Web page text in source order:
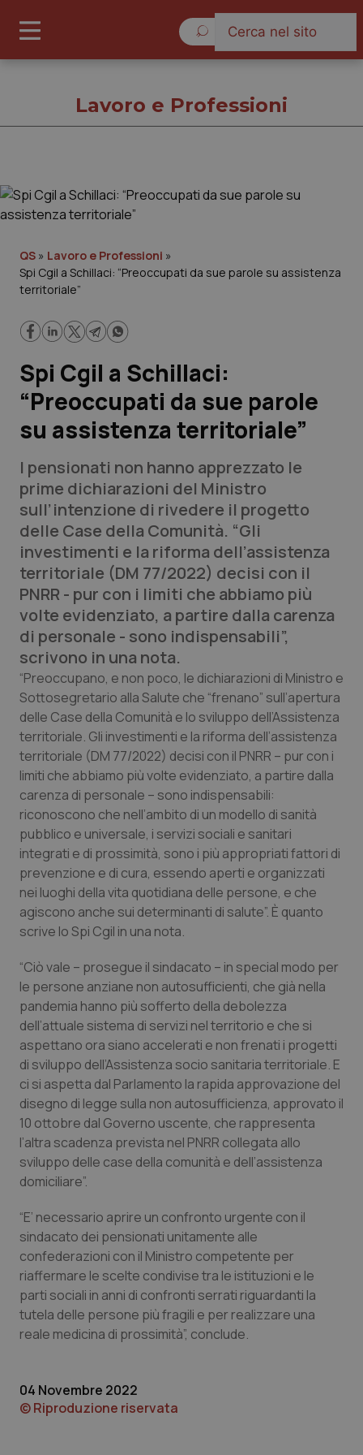
Governo e Parlamento
Regioni e Asl
Lavoro e Professioni
Scienza e Farmaci
Studi e Analisi
Lettere al direttore
Edizioni Regionali
QS Pro
Professionisti Sanitari.AI
Abruzzo
Basilicata
Calabria
Campania
Emilia-Romagna
Friuli Venezia Giulia
Lazio
Lombardia
Marche
Molise
Piemonte
Provincia Autonoma di Bolzano
Puglia
Sardegna
Sicilia
Umbria
QS Pro Gold
Artrite & artrosi
Asma & BPCO
Car-T
Colesterolo & coronaropatie
Dermatite Atopica
Diabete & glucometri
Dolore
Donna & Salute
Epatiti
HIV
Infezioni & Febbre
Malattie rare
Malattia di Crohn & Rettocolite Ulcerosa
Neuroscienze & patologie neurodegenerative
Oftalmologia
QS Club Newsletter
Lavoro e Professioni
QS » Lavoro e Professioni »
Spi Cgil a Schillaci: “Preoccupati da sue parole su assistenza
territoriale”
Spi Cgil a Schillaci:
“Preoccupati da sue parole
su assistenza territoriale”
I pensionati non hanno apprezzato le
prime dichiarazioni del Ministro
sull’intenzione di rivedere il progetto
delle Case della Comunità. “Gli
investimenti e la riforma dell’assistenza
territoriale (DM 77/2022) decisi con il
PNRR - pur con i limiti che abbiamo più
volte evidenziato, a partire dalla carenza
di personale - sono indispensabili”,
scrivono in una nota.
“Preoccupano, e non poco, le dichiarazioni di Ministro e
Sottosegretario alla Salute che “frenano” sull’apertura
delle Case della Comunità e lo sviluppo dell’Assistenza
territoriale. Gli investimenti e la riforma dell’assistenza
territoriale (DM 77/2022) decisi con il PNRR – pur con i
limiti che abbiamo più volte evidenziato, a partire dalla
carenza di personale – sono indispensabili:
riconoscono che nell’ambito di un modello di sanità
pubblico e universale, i servizi sociali e sanitari
integrati e di prossimità, sono i più appropriati fattori di
prevenzione e di cura, essendo aperti e organizzati
nei luoghi della vita quotidiana delle persone, e che
agiscono anche sui determinanti di salute”. È quanto
scrive lo Spi Cgil in una nota.
“Ciò vale – prosegue il sindacato – in special modo per
le persone anziane non autosufficienti, che già nella
pandemia hanno più sofferto della debolezza
dell’attuale sistema di servizi nel territorio e che si
aspettano ora siano accelerati e non frenati i progetti
di sviluppo dell’Assistenza socio sanitaria territoriale. E
ci si aspetta dal Parlamento la rapida approvazione del
disegno di legge sulla non autosufficienza, approvato il
10 ottobre dal Governo uscente, che rappresenta
l’altra scadenza prevista nel PNRR collegata allo
sviluppo delle case della comunità e dell’assistenza
domiciliare”.
“E’ necessario aprire un confronto urgente con il
sindacato dei pensionati unitamente alle
confederazioni con il Ministro competente per
riaffermare le scelte condivise tra le istituzioni e le
parti sociali in anni di confronti serrati riguardanti la
tutela delle persone più fragili e per realizzare una
reale medicina di prossimità”, conclude.
04 Novembre 2022
© Riproduzione riservata